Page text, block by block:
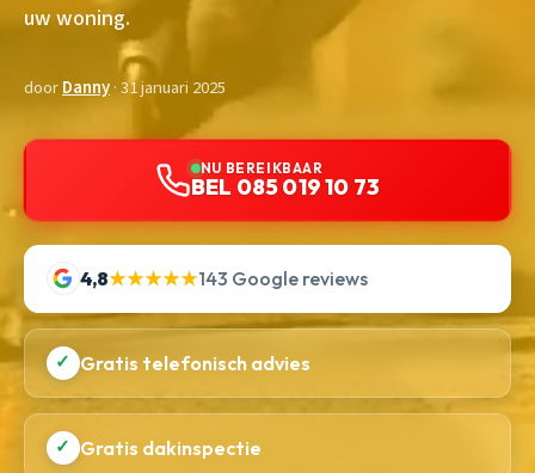
uw woning.
doorDanny· 31 januari 2025
NU BEREIKBAAR
BEL 085 019 10 73
4,8★★★★★143 Google reviews
✓ Gratis telefonisch advies
✓ Gratis dakinspectie